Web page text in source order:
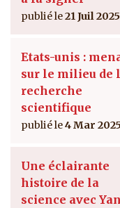
21 Juil 2025
Etats-unis :
sur le milieu de
recherche
scientifique
4 Mar
Une éclairante
histoire de la
science avec